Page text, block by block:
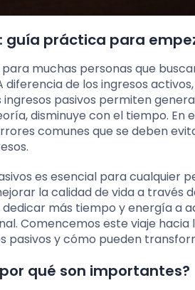
guía práctica para
muchas personas que
de los ingresos
pasivos permiten
disminuye con el tiempo.
comunes que se deben
es esencial para cualquier
la calidad de vida a través
más tiempo y energía a
Comencemos este viaje
pasivos y cómo pueden
qué son importantes?